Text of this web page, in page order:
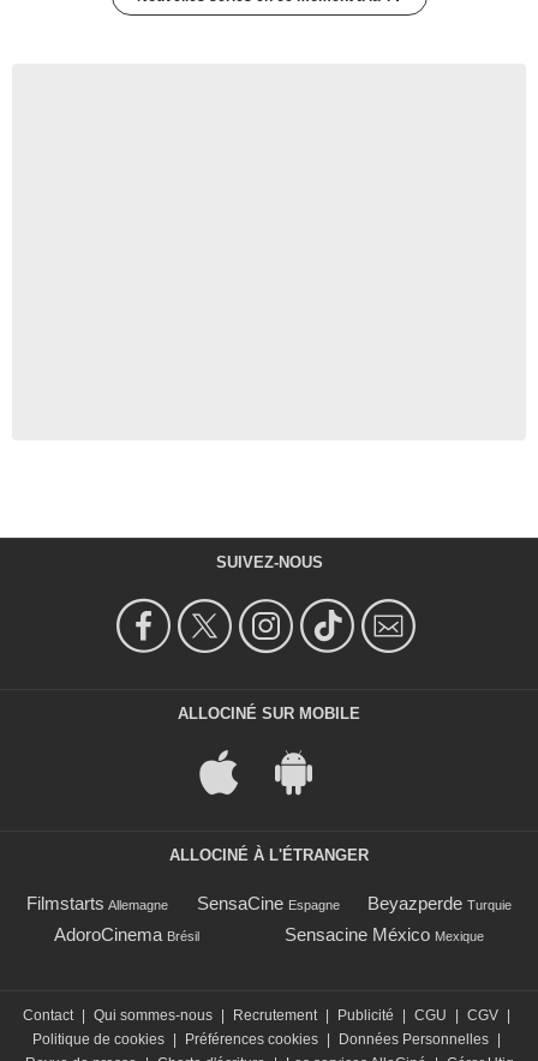
SUIVEZ-NOUS
ALLOCINÉ SUR MOBILE
ALLOCINÉ À L'ÉTRANGER
Filmstarts Allemagne SensaCine Espagne Beyazperde Turquie
AdoroCinema Brésil Sensacine México Mexique
Contact Qui sommes-nous Recrutement Publicité CGU CGV
Politique de cookies
Préférences cookies Données Personnelles